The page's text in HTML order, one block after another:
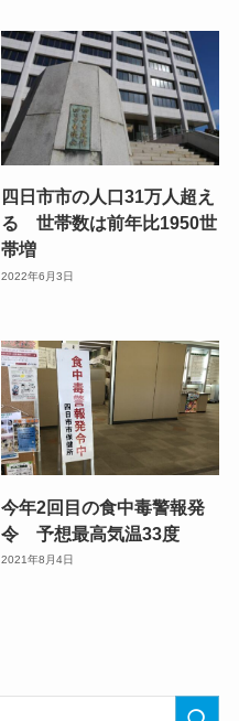
四日市市の人口31万人超え
る 世帯数は前年比1950世
帯増
2022年6月3日
今年2回目の食中毒警報発
令 予想最高気温33度
2021年8月4日